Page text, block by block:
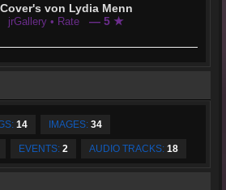
Cover's von Lydia Menn
jrGallery • Rate — 5 ★
14 IMAGES: 34
EVENTS: 2 AUDIO TRACKS: 18